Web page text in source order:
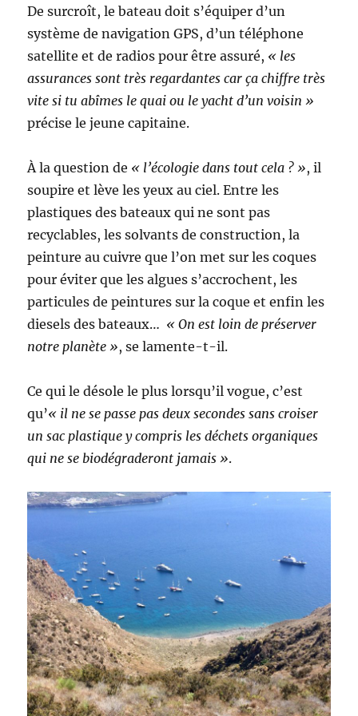
De surcroît, le bateau doit s’équiper d’un
système de navigation GPS, d’un téléphone
satellite et de radios pour être assuré, « les
assurances sont très regardantes car ça chiffre très
vite si tu abîmes le quai ou le yacht d’un voisin »
précise le jeune capitaine.
À la question de « l’écologie dans tout cela ? », il
soupire et lève les yeux au ciel. Entre les
plastiques des bateaux qui ne sont pas
recyclables, les solvants de construction, la
peinture au cuivre que l’on met sur les coques
pour éviter que les algues s’accrochent, les
particules de peintures sur la coque et enfin les
diesels des bateaux… « On est loin de préserver
notre planète », se lamente-t-il.
Ce qui le désole le plus lorsqu’il vogue, c’est
qu’« il ne se passe pas deux secondes sans croiser
un sac plastique y compris les déchets organiques
qui ne se biodégraderont jamais ».